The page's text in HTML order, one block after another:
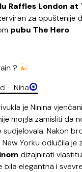
Raffles London at
za opuštenije
pubu The Hero.
?
– Nina
je Ninina
mogla zamisliti da
sudjelovala. Nakon
Yorku odlučila je
dizajnirati
bila elegantna i